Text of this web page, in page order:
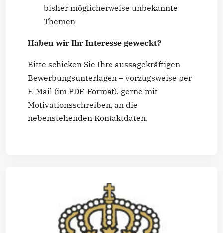
bisher möglicherweise unbekannte
Themen
Haben wir Ihr Interesse geweckt?
Bitte schicken Sie Ihre aussagekräftigen
Bewerbungsunterlagen – vorzugsweise per
E-Mail (im PDF-Format), gerne mit
Motivationsschreiben, an die
nebenstehenden Kontaktdaten.